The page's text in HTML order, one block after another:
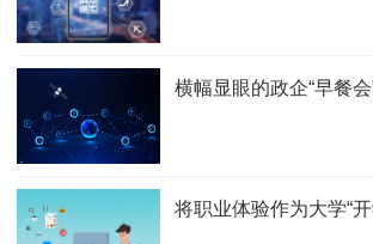
横幅显眼的政企“早餐
将职业体验作为大学“